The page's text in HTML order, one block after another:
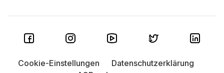
Cookie-Einstellungen
Datenschutzerklärung